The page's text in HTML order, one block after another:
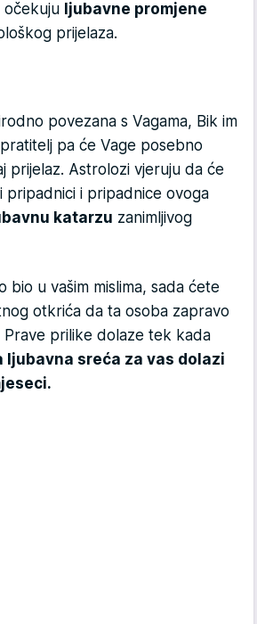
očekuju ljubavne promjene
prijelaza.
povezana s Vagama, Bik im
pa će Vage posebno
prijelaz. Astrolozi vjeruju da će
pripadnici i pripadnice ovoga
katarzu zanimljivog
bio u vašim mislima, sada ćete
otkrića da ta osoba zapravo
Prave prilike dolaze tek kada
ljubavna sreća za vas dolazi